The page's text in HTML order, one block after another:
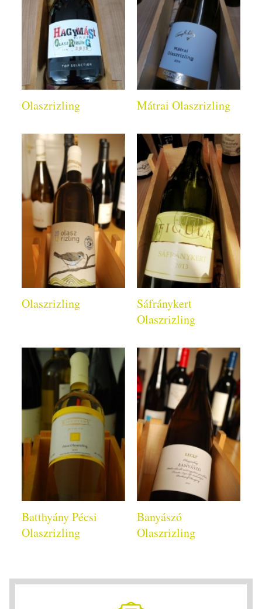
Olaszrizling Mátrai Olaszrizling
Olaszrizling
Sáfránykert
Olaszrizling
Batthyány Pécsi
Olaszrizling
Banyászó
Olaszrizling